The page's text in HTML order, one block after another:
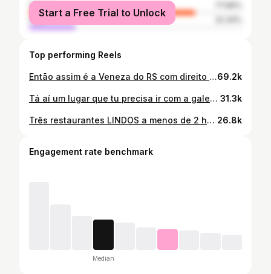
female
male
Start a Free Trial to Unlock
Top performing Reels
Então assim é a Veneza do RS com direito à pizza italiana? @nonno_eugenio_pizzeria precisa ficar famosa ✨✨✨ Que janta ESPETACULAR. Todos os pedidos estão no vídeo e os valores são esses: Puglia - R$89 Pizzas grandes a partir de R$80, depende do sabor. Pizza doce - R$48 Sanduíche italiano de Parma e burrata - R$78 📍Av. Sete de Setembro, 290, Guaíba ⏰ quarta a domingo das 18h30 às 22h30 Compartilha agora esse vídeo com quem vai lá contigo também! Parceria #pizza #pizzeria #longafermentação69.2k
Tá aí um lugar que tu precisa ir com a galera no centro de POA: @upfoodart ✨ Lugar pra todo mundo (cardápio completíssimo), música boa, ambiente super gostoso, a gente amou. Nossos pedidos foram esses: Combinado 24 peças 🍣 - R$85 Guioza - R$18 Chivito - R$48 Búfala 🍕- R$56 Panqueca de doce de leite - R$32 Fitzgerald - R$36 Moscow Mule sem álcool - R$29 ⏰ TERÇA À SEXTA das 16h às 23h SÁBADO E DOMINGO das 11h às 23h 📍Rua dos Andradas 788 - Centro Histórico - POA Já manda pra quem vai lá contigo! publi 31.3k
Três restaurantes LINDOS a menos de 2 horas de POA, para aproveitar o dia comendo sequência italiana ✍🏼 @armazemwazlawick (Nova Petrópolis) - R$138 por pessoa @mammagema (Banto Gonçalves) - R$175 por pessoa @antigoarmazembistro (Colinas) - R$108 por pessoa Já compartilha com quem vai conhecer contigo ❤️ 26.8k
Engagement rate benchmark
Median